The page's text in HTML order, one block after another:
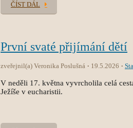
ČÍST DÁL
První svaté přijímání dětí
zveřejnil(a) Veronika Poslušná 19.5.2026
V neděli 17. května vyvrcholila celá
Ježíše v eucharistii.